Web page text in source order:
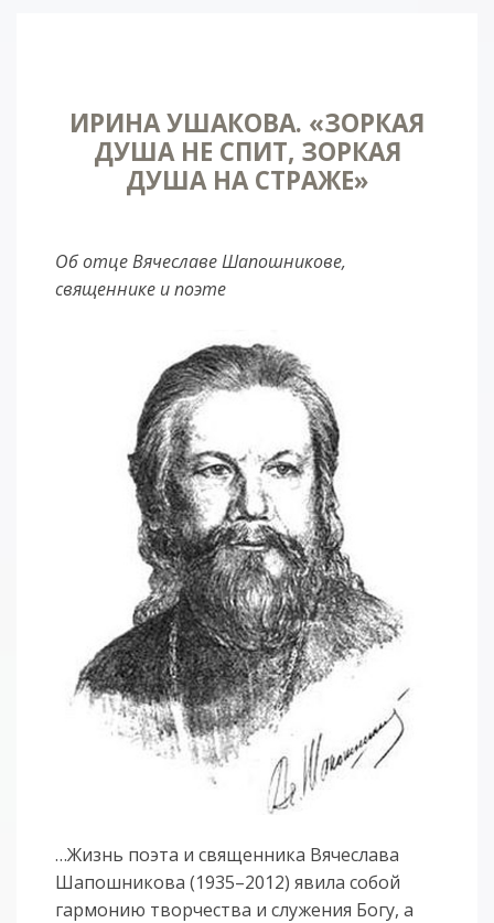
ИРИНА УШАКОВА. «ЗОРКАЯ
ДУША НЕ СПИТ, ЗОРКАЯ
ДУША НА СТРАЖЕ»
Об отце Вячеславе Шапошникове,
священнике и поэте
…Жизнь поэта и священника Вячеслава
Шапошникова (1935–2012) явила собой
гармонию творчества и служения Богу, а